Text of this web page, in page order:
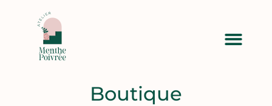
Boutique